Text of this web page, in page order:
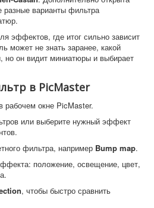
разные варианты фильтра
эффектов, где итог сильно зависит
может не знать заранее, какой
но он видит миниатюры и выбирает
в PicMaster
рабочем окне PicMaster.
или выберите нужный эффект
фильтра, например Bump map.
положение, освещение, цвет,
, чтобы быстро сравнить